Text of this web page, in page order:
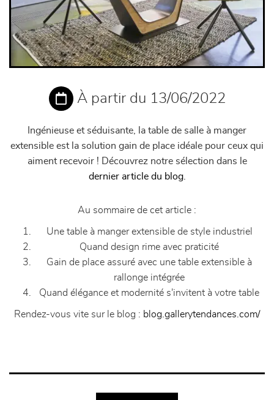
À partir du 13/06/2022
Ingénieuse et séduisante, la table de salle à manger
extensible est la solution gain de place idéale pour ceux qui
aiment recevoir ! Découvrez notre sélection dans le
dernier article du blog.
Au sommaire de cet article :
Une table à manger extensible de style industriel
Quand design rime avec praticité
Gain de place assuré avec une table extensible à
rallonge intégrée
Quand élégance et modernité s'invitent à votre table
Rendez-vous vite sur le blog : blog.gallerytendances.com/